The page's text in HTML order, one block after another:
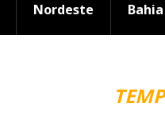
Nordeste Bahia
TEMPO